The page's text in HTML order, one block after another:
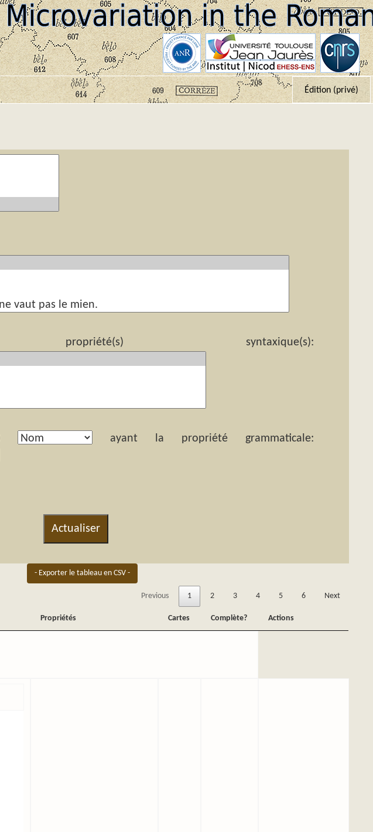
Édition (privé)
syntaxique(s):
ayant la propriété grammaticale:
Actualiser
- Exporter le tableau en CSV -
Previous 1 2 3 4 5 6 Next
Propriétés Cartes Complète? Actions